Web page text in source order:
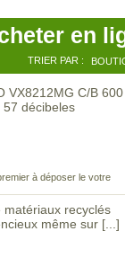
en
TRIER PAR :
VX8212MG C/B
57 décibeles
à déposer le votre
matériaux recyclés
même sur [...]